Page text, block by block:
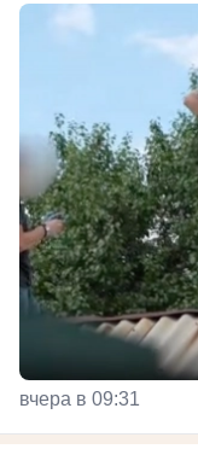
вчера в 09:31